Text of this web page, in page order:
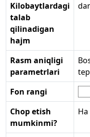
Kilobaytlardagi
talab
qilinadigan
hajm
Rasm aniqligi
parametrlari
Fon rangi
Chop etish
mumkinmi?
Ha